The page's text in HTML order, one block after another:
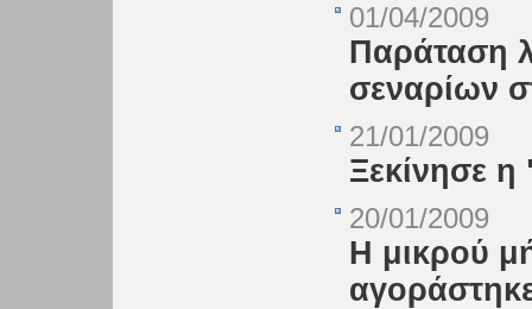
01/04/2009
Παράταση
σεναρίων
21/01/2009
Ξεκίνησε
20/01/2009
Η μικρού